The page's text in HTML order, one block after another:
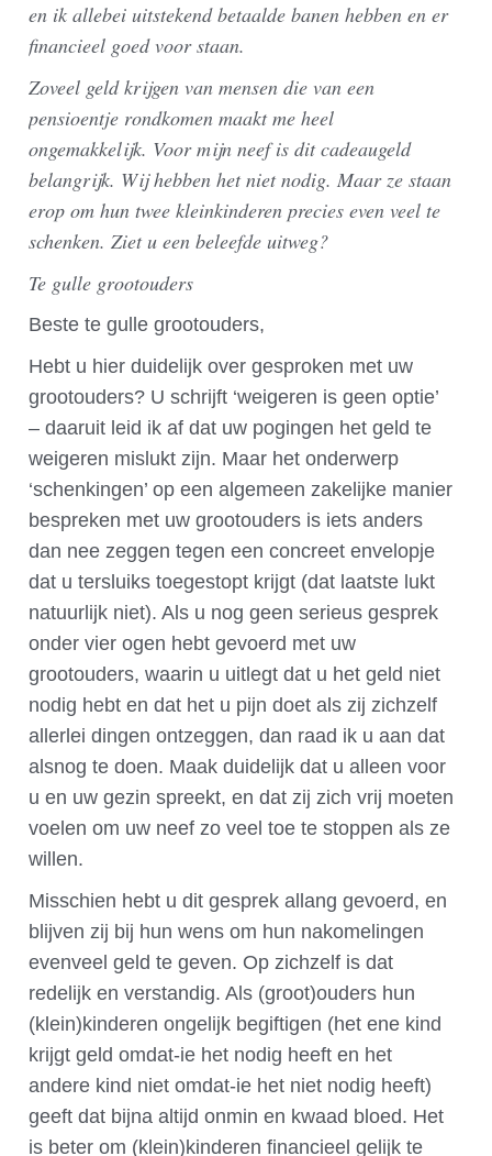
en ik allebei uitstekend betaalde banen hebben en er
financieel goed voor staan.
Zoveel geld krijgen van mensen die van een
pensioentje rondkomen maakt me heel
ongemakkelijk. Voor mijn neef is dit cadeaugeld
belangrijk. Wij hebben het niet nodig. Maar ze staan
erop om hun twee kleinkinderen precies even veel te
schenken. Ziet u een beleefde uitweg?
Te gulle grootouders
Beste te gulle grootouders,
Hebt u hier duidelijk over gesproken met uw
grootouders? U schrijft ‘weigeren is geen optie’
– daaruit leid ik af dat uw pogingen het geld te
weigeren mislukt zijn. Maar het onderwerp
‘schenkingen’ op een algemeen zakelijke manier
bespreken met uw grootouders is iets anders
dan nee zeggen tegen een concreet envelopje
dat u tersluiks toegestopt krijgt (dat laatste lukt
natuurlijk niet). Als u nog geen serieus gesprek
onder vier ogen hebt gevoerd met uw
grootouders, waarin u uitlegt dat u het geld niet
nodig hebt en dat het u pijn doet als zij zichzelf
allerlei dingen ontzeggen, dan raad ik u aan dat
alsnog te doen. Maak duidelijk dat u alleen voor
u en uw gezin spreekt, en dat zij zich vrij moeten
voelen om uw neef zo veel toe te stoppen als ze
willen.
Misschien hebt u dit gesprek allang gevoerd, en
blijven zij bij hun wens om hun nakomelingen
evenveel geld te geven. Op zichzelf is dat
redelijk en verstandig. Als (groot)ouders hun
(klein)kinderen ongelijk begiftigen (het ene kind
krijgt geld omdat-ie het nodig heeft en het
andere kind niet omdat-ie het niet nodig heeft)
geeft dat bijna altijd onmin en kwaad bloed. Het
is beter om (klein)kinderen financieel gelijk te